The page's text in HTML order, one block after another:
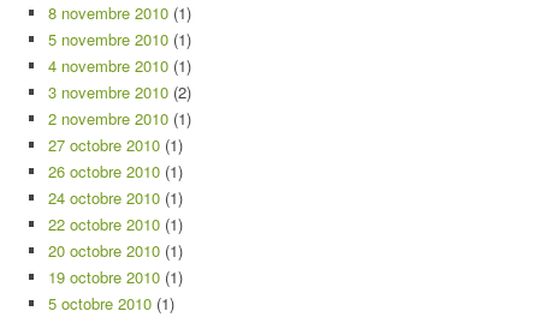
8 novembre 2010 (1)
5 novembre 2010 (1)
4 novembre 2010 (1)
3 novembre 2010 (2)
2 novembre 2010 (1)
27 octobre 2010 (1)
26 octobre 2010 (1)
24 octobre 2010 (1)
22 octobre 2010 (1)
20 octobre 2010 (1)
19 octobre 2010 (1)
5 octobre 2010 (1)